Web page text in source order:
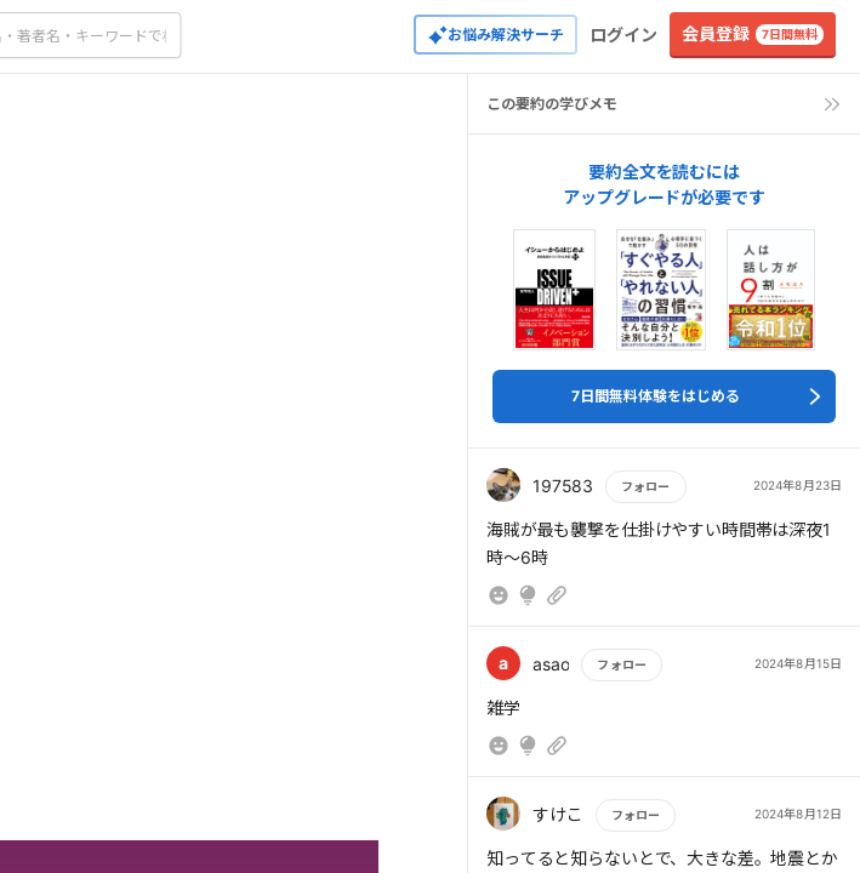
お悩み解決サーチ ログイン 会員登録 7日間無料
この要約の学びメモ
要約全文を読むには
アップグレードが必要です
7日間無料体験をはじめる
197583 フォロー 2024年8月23日
もっと読む
海賊が最も襲撃を仕掛けやすい時間帯は深夜1
時～6時
a asao フォロー 2024年8月15日
もっと読む
雑学
すけこ フォロー 2024年8月12日
もっと読む
知ってると知らないとで、大きな差。地震とか